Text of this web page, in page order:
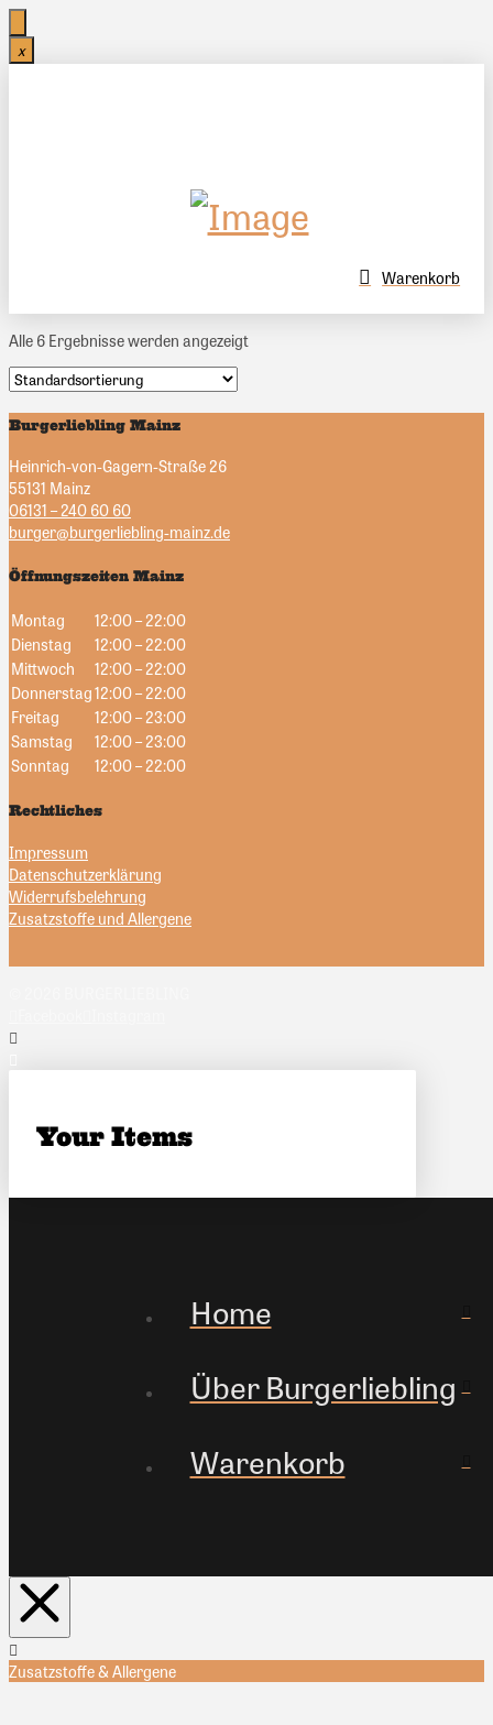
x
Warenkorb
Alle 6 Ergebnisse werden angezeigt
Burgerliebling Mainz
Heinrich-von-Gagern-Straße 26
55131 Mainz
06131 – 240 60 60
burger@burgerliebling-mainz.de
Öffnungszeiten Mainz
Montag
12:00 – 22:00
Dienstag
12:00 – 22:00
Mittwoch
12:00 – 22:00
Donnerstag12:00 – 22:00
Freitag
12:00 – 23:00
Samstag
12:00 – 23:00
Sonntag
12:00 – 22:00
Rechtliches
Impressum
Datenschutzerklärung
Widerrufsbelehrung
Zusatzstoffe und Allergene
Your Items
Home
Über Burgerliebling
Warenkorb
Zusatzstoffe & Allergene